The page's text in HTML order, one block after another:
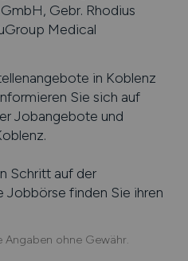
Gebr. Rhodius
Medical
in Koblenz
Sie sich auf
Jobangebote und
.
Schritt auf der
Jobbörse finden Sie ihren
Angaben ohne Gewähr.